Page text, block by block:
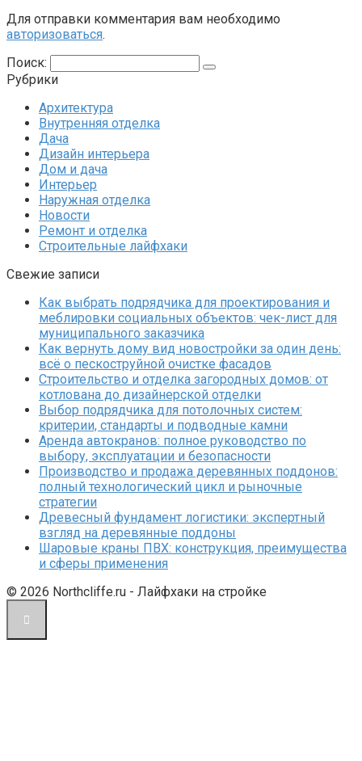
Для отправки комментария вам необходимо
авторизоваться.
Поиск:
Рубрики
Архитектура
Внутренняя отделка
Дача
Дизайн интерьера
Дом и дача
Интерьер
Наружная отделка
Новости
Ремонт и отделка
Строительные лайфхаки
Свежие записи
Как выбрать подрядчика для проектирования и
меблировки социальных объектов: чек-лист для
муниципального заказчика
Как вернуть дому вид новостройки за один день:
всё о пескоструйной очистке фасадов
Строительство и отделка загородных домов: от
котлована до дизайнерской отделки
Выбор подрядчика для потолочных систем:
критерии, стандарты и подводные камни
Аренда автокранов: полное руководство по
выбору, эксплуатации и безопасности
Производство и продажа деревянных поддонов:
полный технологический цикл и рыночные
стратегии
Древесный фундамент логистики: экспертный
взгляд на деревянные поддоны
Шаровые краны ПВХ: конструкция, преимущества
и сферы применения
© 2026 Northcliffe.ru - Лайфхаки на стройке